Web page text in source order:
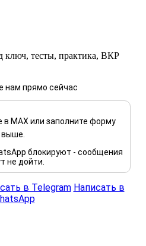
ключ, тесты, практика, ВКР
нам прямо сейчас
MAX или заполните форму
выше.
блокируют - сообщения
не дойти.
в Telegram Написать в